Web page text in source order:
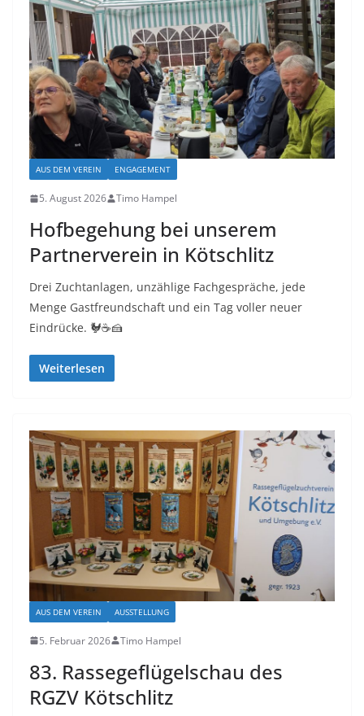
AUS DEM VEREIN ENGAGEMENT
5. August 2026 Timo Hampel
Hofbegehung bei unserem
Partnerverein in Kötschlitz
Drei Zuchtanlagen, unzählige Fachgespräche, jede
Menge Gastfreundschaft und ein Tag voller neuer
Eindrücke. 🐓☕🍰
Weiterlesen
AUS DEM VEREIN AUSSTELLUNG
5. Februar 2026 Timo Hampel
83. Rassegeflügelschau des
RGZV Kötschlitz